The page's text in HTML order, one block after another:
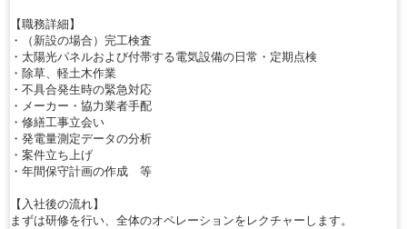
【職務詳細】
・（新設の場合）完工検査
・太陽光パネルおよび付帯する電気設備の日常・定期点検
・除草、軽土木作業
・不具合発生時の緊急対応
・メーカー・協力業者手配
・修繕工事立会い
・発電量測定データの分析
・案件立ち上げ
・年間保守計画の作成 等
【入社後の流れ】
まずは研修を行い、全体のオペレーションをレクチャーします。